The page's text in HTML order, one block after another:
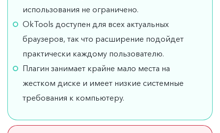
использования не ограничено.
OkTools доступен для всех актуальных
браузеров, так что расширение подойдет
практически каждому пользователю.
Плагин занимает крайне мало места на
жестком диске и имеет низкие системные
требования к компьютеру.